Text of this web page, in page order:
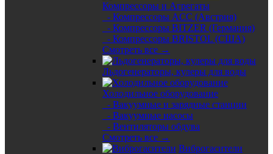
Компрессоры и Агрегаты
- Компрессоры ACC (Австрия)
- Компрессоры BITZER (Германия)
- Компрессоры BRISTOL (США)
Смотреть все →
Льдогенераторы, кулеры для воды
Холодильное оборудование
- Вакуумные и зарядные станции
- Вакуумные насосы
- Вентиляторы обдува
Смотреть все →
Виброгасители